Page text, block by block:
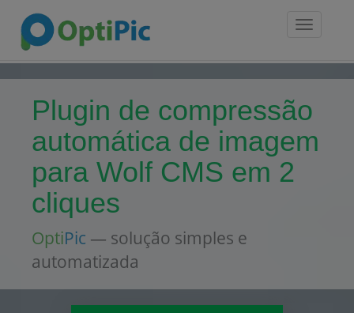
Toggle
Plugin de compressão
automática de imagem
para Wolf CMS em 2
cliques
OptiPic — solução simples e
automatizada